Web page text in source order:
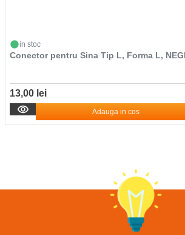
in stoc
Conector pentru Sina Tip L, Forma L,
13,00 lei
Adauga in cos